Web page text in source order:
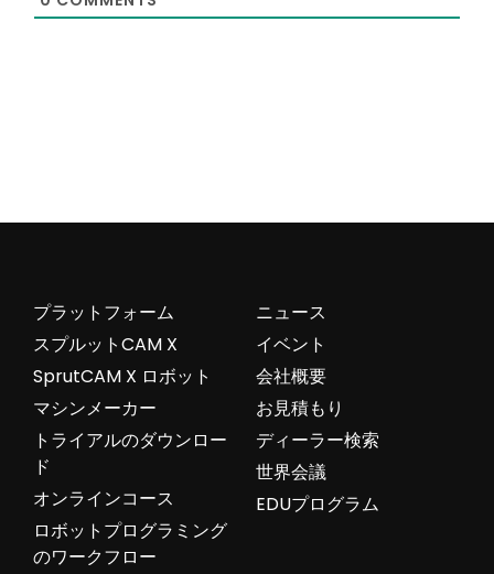
ニュース
イベント
会社概要
お見積もり
ディーラー検索
世界会議
EDUプログラム
プラットフォーム
スプルットCAM X
SprutCAM X ロボット
マシンメーカー
トライアルのダウンロー
ド
オンラインコース
ロボットプログラミング
のワークフロー